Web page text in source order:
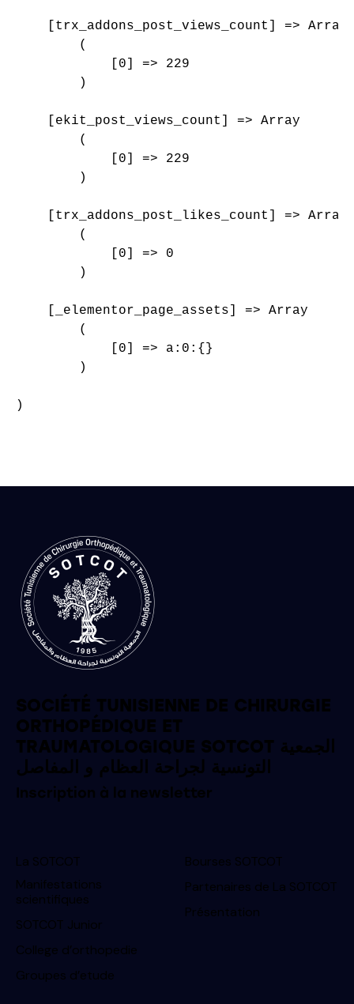
    [trx_addons_post_views_count] => Array
        (
            [0] => 229
        )
    [ekit_post_views_count] => Array
        (
            [0] => 229
        )
    [trx_addons_post_likes_count] => Array
        (
            [0] => 0
        )
    [_elementor_page_assets] => Array
        (
            [0] => a:0:{}
        )
)
SOCIÉTÉ TUNISIENNE DE CHIRURGIE
ORTHOPÉDIQUE ET
TRAUMATOLOGIQUE SOTCOT الجمعية
التونسية لجراحة العظام و المفاصل
Inscription à la newsletter
La SOTCOT
Manifestations
scientifiques
SOTCOT Junior
College d’orthopedie
Groupes d’etude
Bourses SOTCOT
Partenaires de La SOTCOT
Présentation